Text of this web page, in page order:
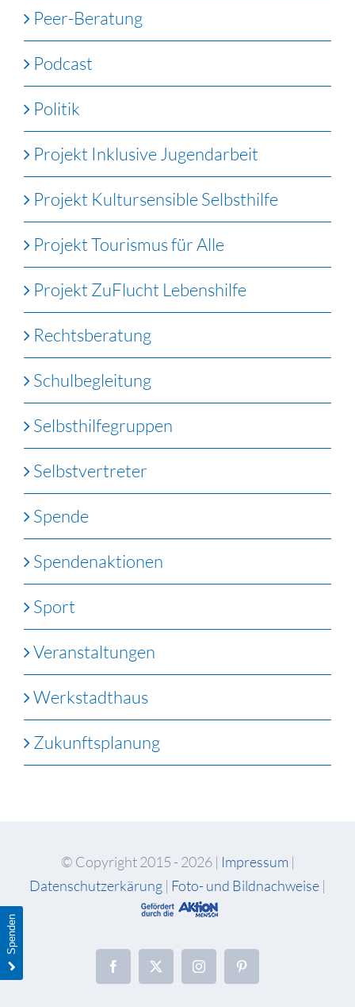
Peer-Beratung
Podcast
Politik
Projekt Inklusive Jugendarbeit
Projekt Kultursensible Selbsthilfe
Projekt Tourismus für Alle
Projekt ZuFlucht Lebenshilfe
Rechtsberatung
Schulbegleitung
Selbsthilfegruppen
Selbstvertreter
Spende
Spendenaktionen
Sport
Veranstaltungen
Werkstadthaus
Zukunftsplanung
© Copyright 2015 - 2026 | Impressum |
Datenschutzerkärung | Foto- und Bildnachweise |
Facebook
X InstagramPinterest
Spenden